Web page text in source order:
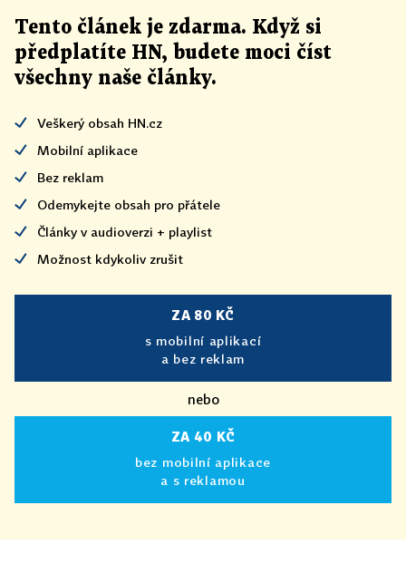
Tento článek je zdarma. Když si
předplatíte HN, budete moci číst
všechny naše články.
Veškerý obsah HN.cz
Mobilní aplikace
Bez reklam
Odemykejte obsah pro přátele
Články v audioverzi + playlist
Možnost kdykoliv zrušit
ZA 80 KČ
s mobilní aplikací
a bez reklam
nebo
ZA 40 KČ
bez mobilní aplikace
a s reklamou